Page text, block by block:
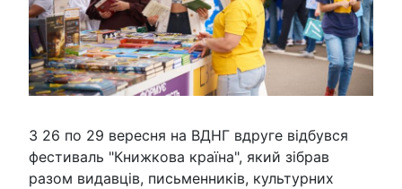
З 26 по 29 вересня на ВДНГ вдруге відбувся
фестиваль "Книжкова країна", який зібрав
разом видавців, письменників, культурних